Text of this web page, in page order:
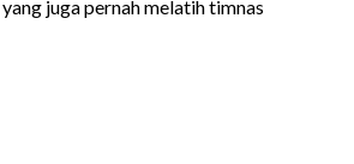
juga pernah melatih timnas